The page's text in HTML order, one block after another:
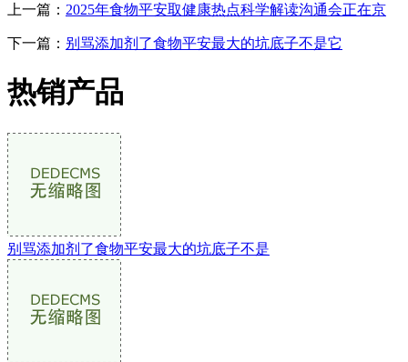
上一篇： 2025年食物平安取健康热点科学解读沟通会正在京
下一篇： 别骂添加剂了食物平安最大的坑底子不是它
热销产品
别骂添加剂了食物平安最大的坑底子不是